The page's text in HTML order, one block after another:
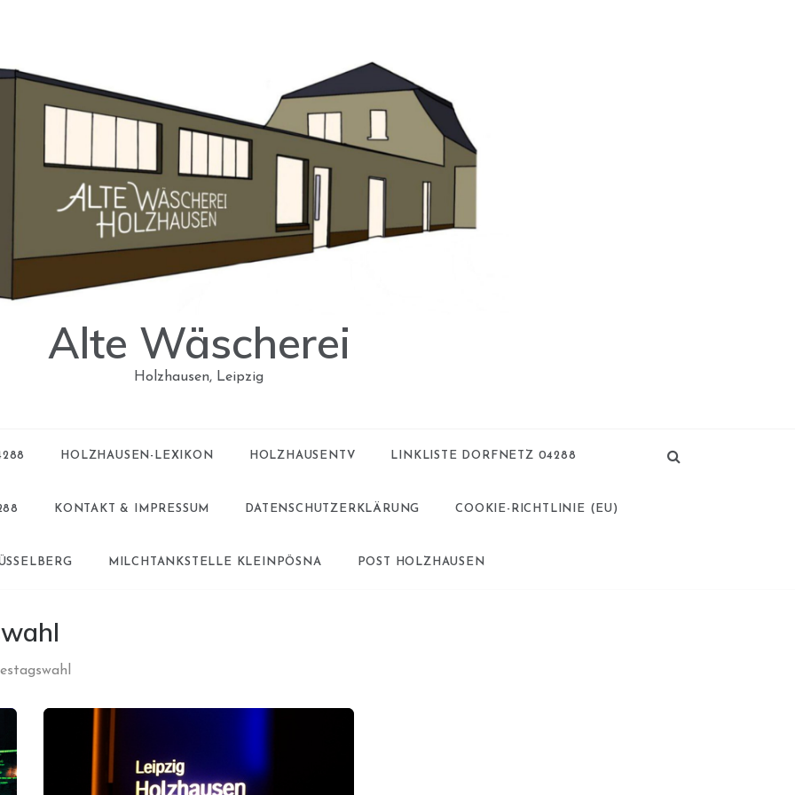
Alte Wäscherei
Holzhausen, Leipzig
HOLZHAUSEN-LEXIKON HOLZHAUSENTV LINKLISTE DORFNETZ 04288
KONTAKT & IMPRESSUM DATENSCHUTZERKLÄRUNG COOKIE-RICHTLINIE (EU)
MILCHTANKSTELLE KLEINPÖSNA POST HOLZHAUSEN